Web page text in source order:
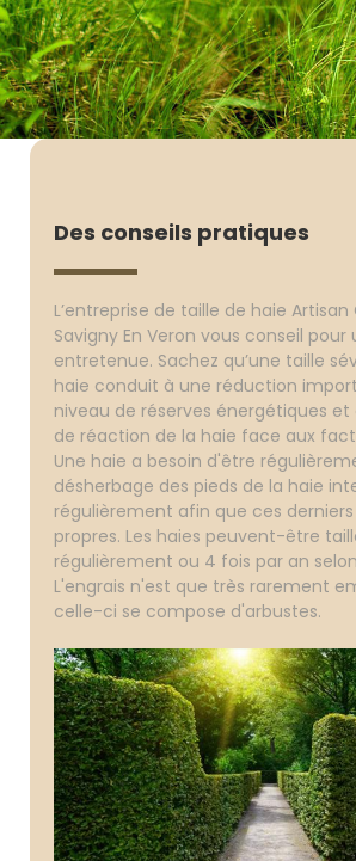
Des conseils pratiques
L’entreprise de taille de haie
Savigny En Veron vous conseil pour
entretenue. Sachez qu’une taille
haie conduit à une réduction
niveau de réserves énergétiques
de réaction de la haie face aux
Une haie a besoin d'être
désherbage des pieds de la haie
régulièrement afin que ces
propres. Les haies peuvent-être
régulièrement ou 4 fois par an
L'engrais n'est que très rarement
celle-ci se compose d'arbustes.